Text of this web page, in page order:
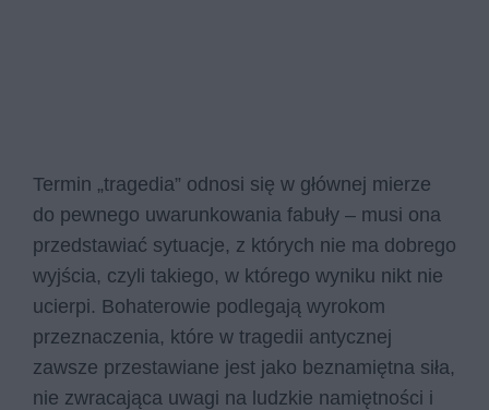
Termin „tragedia” odnosi się w głównej mierze
do pewnego uwarunkowania fabuły – musi ona
przedstawiać sytuacje, z których nie ma dobrego
wyjścia, czyli takiego, w którego wyniku nikt nie
ucierpi. Bohaterowie podlegają wyrokom
przeznaczenia, które w tragedii antycznej
zawsze przestawiane jest jako beznamiętna siła,
nie zwracająca uwagi na ludzkie namiętności i